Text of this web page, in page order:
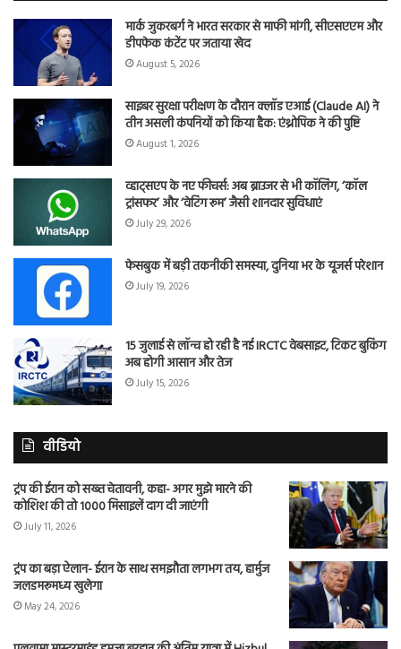
मार्क जुकरबर्ग ने भारत सरकार से माफी मांगी, सीएसएएम और
डीपफेक कंटेंट पर जताया खेद
August 5, 2026
साइबर सुरक्षा परीक्षण के दौरान क्लॉड एआई (Claude AI) ने
तीन असली कंपनियों को किया हैक: एंथ्रोपिक ने की पुष्टि
August 1, 2026
व्हाट्सएप के नए फीचर्स: अब ब्राउजर से भी कॉलिंग, ‘कॉल
ट्रांसफर’ और ‘वेटिंग रूम’ जैसी शानदार सुविधाएं
July 29, 2026
फेसबुक में बड़ी तकनीकी समस्या, दुनिया भर के यूजर्स परेशान
July 19, 2026
15 जुलाई से लॉन्च हो रही है नई IRCTC वेबसाइट, टिकट बुकिंग
अब होगी आसान और तेज
July 15, 2026
वीडियो
ट्रंप की ईरान को सख्त चेतावनी, कहा- अगर मुझे मारने की
कोशिश की तो 1000 मिसाइलें दाग दी जाएंगी
July 11, 2026
ट्रंप का बड़ा ऐलान- ईरान के साथ समझौता लगभग तय, हार्मुज
जलडमरूमध्य खुलेगा
May 24, 2026